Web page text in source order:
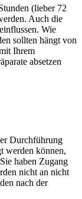
(lieber 72
Auch die
Wie
sollten hängt von
Ihrem
absetzen
Durchführung
werden können,
haben Zugang
nicht an nicht
nach der